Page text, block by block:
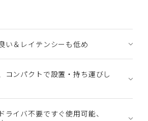
＆レイテンシーも低め
ンパクトで設置・持ち運びし
イバ不要ですぐ使用可能、